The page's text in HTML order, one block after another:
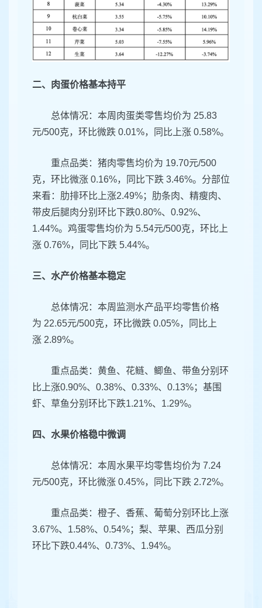
二、肉蛋价格基本持平
总体情况：本周肉蛋类零售均价为 25.83
元/500克，环比微跌 0.01%，同比上涨 0.58%。
重点品类：猪肉零售均价为 19.70元/500
克，环比微涨 0.16%，同比下跌 3.46%。分部位
来看：肋排环比上涨2.49%；肋条肉、精瘦肉、
带皮后腿肉分别环比下跌0.80%、0.92%、
1.44%。鸡蛋零售均价为 5.54元/500克，环比上
涨 0.76%，同比下跌 5.44%。
三、水产价格基本稳定
总体情况：本周监测水产品平均零售价格
为 22.65元/500克，环比微跌 0.05%，同比上
涨 2.89%。
重点品类：黄鱼、花鲢、鲫鱼、带鱼分别环
比上涨0.90%、0.38%、0.33%、0.13%；基围
虾、草鱼分别环比下跌1.21%、1.29%。
四、水果价格稳中微调
总体情况：本周水果平均零售均价为 7.24
元/500克，环比微涨 0.45%，同比下跌 2.72%。
重点品类：橙子、香蕉、葡萄分别环比上涨
3.67%、1.58%、0.54%；梨、苹果、西瓜分别
环比下跌0.44%、0.73%、1.94%。